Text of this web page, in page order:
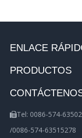
ENLACE
PRODUCTOS
Tel: 0086-574-
/0086-574-63515278